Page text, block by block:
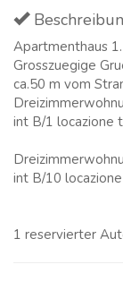
Apartmenthaus
Grosszuegige
ca.50 m vom
int B/1 locazione
int B/10
1 reservierter